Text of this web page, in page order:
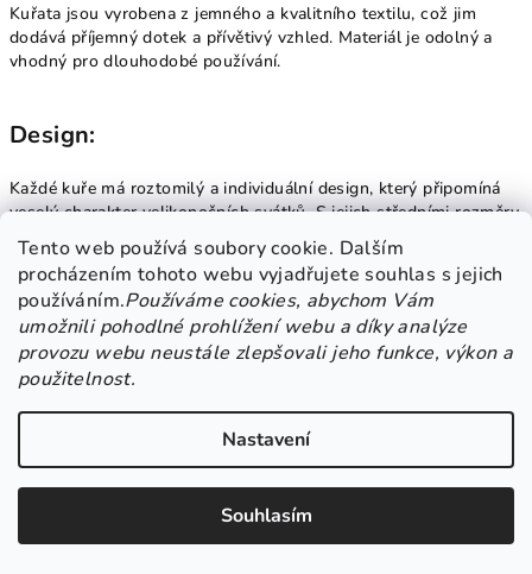
Tento web používá soubory cookie. Dalším
procházením tohoto webu vyjadřujete souhlas s jejich
používáním.Používáme cookies, abychom Vám
umožnili pohodlné prohlížení webu a díky analýze
provozu webu neustále zlepšovali jeho funkce, výkon a
použitelnost.
Nastavení
Souhlasím
Kuřata jsou vyrobena z jemného a kvalitního textilu, což jim
dodává příjemný dotek a přívětivý vzhled. Materiál je odolný a
vhodný pro dlouhodobé používání.
Design:
Každé kuře má roztomilý a individuální design, který připomíná
veselý charakter velikonočních svátků. S jejich středními rozměry
jsou vhodná pro vytváření kompozic a dekorativních aranžmá.
Barvy a Detaily:
Žlutá barva těchto kuřat dodává prostoru slunečný a radostný
vzhled. Oči, zobák a křídla jsou precizně zpracovány, což zvyšuje
autentičnost a příjemný dojem.
Rozměry:
S rozměry 8 cm jsou tato kuřata dostatečně střední velikosti, aby